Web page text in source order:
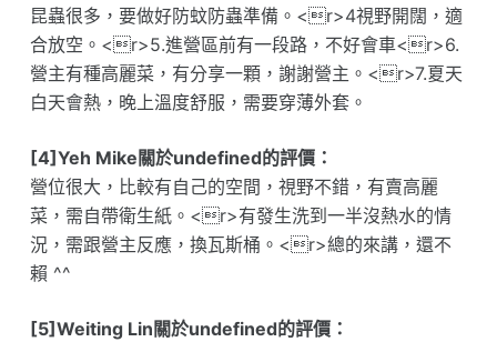
昆蟲很多，要做好防蚊防蟲準備。<r>4視野開闊，適
合放空。<r>5.進營區前有一段路，不好會車<r>6.
營主有種高麗菜，有分享一顆，謝謝營主。<r>7.夏天
白天會熱，晚上溫度舒服，需要穿薄外套。
[4]Yeh Mike關於undefined的評價：
營位很大，比較有自己的空間，視野不錯，有賣高麗
菜，需自帶衛生紙。<r>有發生洗到一半沒熱水的情
況，需跟營主反應，換瓦斯桶。<r>總的來講，還不
賴 ^^
[5]Weiting Lin關於undefined的評價：